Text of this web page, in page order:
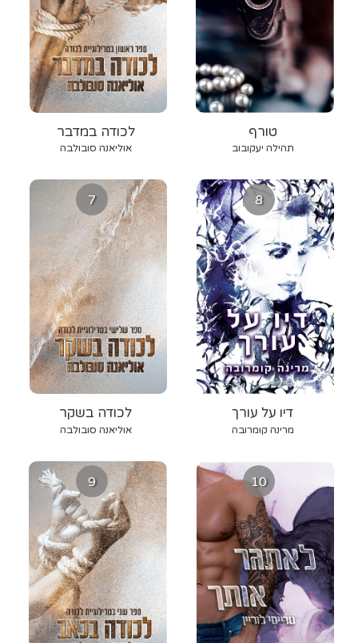
לכודה במדבר
אוליאנה סובולבה
טורף
תהילה יעקובוב
7
לכודה בשקר
אוליאנה סובולבה
8
דיו על עורך
מרינה קומרובה
9 10